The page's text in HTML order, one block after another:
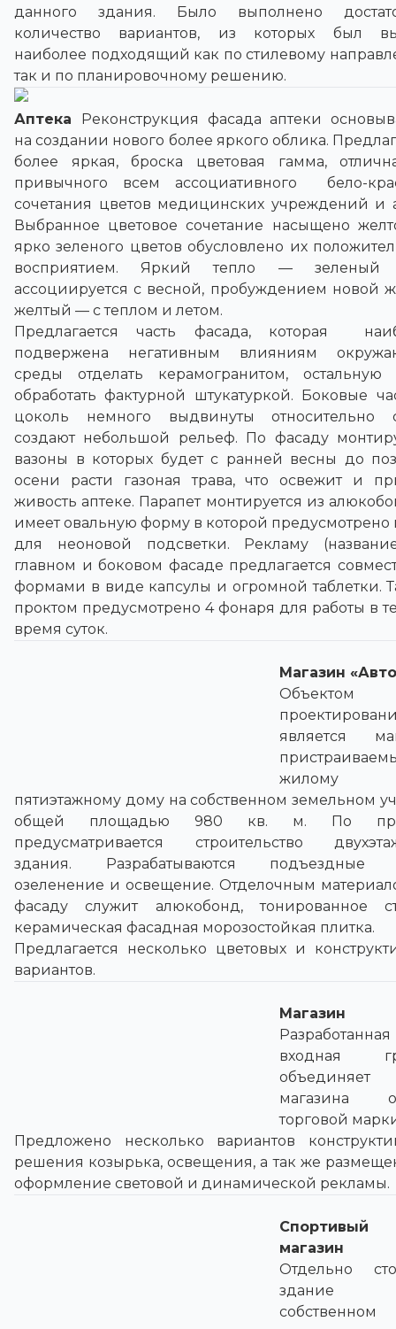
данного здания. Было выполнено
количество вариантов, из которых был
наиболее подходящий как по стилевому
так и по планировочному решению.
Аптека Реконструкция фасада аптеки
на создании нового более яркого облика.
более яркая, броска цветовая гамма,
привычного всем ассоциативного бело-
сочетания цветов медицинских учреждений и
Выбранное цветовое сочетание насыщено
ярко зеленого цветов обусловлено их
восприятием. Яркий тепло — зеленый
ассоциируется с весной, пробуждением новой
желтый — с теплом и летом.
Предлагается часть фасада, которая
подвержена негативным влияниям
среды отделать керамогранитом, остальную
обработать фактурной штукатуркой. Боковые
цоколь немного выдвинуты относительно
создают небольшой рельеф. По фасаду
вазоны в которых будет с ранней весны до
осени расти газоная трава, что освежит и
живость аптеке. Парапет монтируется из
имеет овальную форму в которой предусмотрено
для неоновой подсветки. Рекламу
главном и боковом фасаде предлагается
формами в виде капсулы и огромной таблетки.
проктом предусмотрено 4 фонаря для работы в
время суток.
Магазин
Объектом
является
жилому
пятиэтажному дому на собственном земельном
общей площадью 980 кв. м. По
предусматривается строительство
здания. Разрабатываются подъездные
озеленение и освещение. Отделочным
фасаду служит алюкобонд, тонированное
керамическая фасадная морозостойкая плитка.
Предлагается несколько цветовых и
вариантов.
Магазин
Разработанная
входная
магазина
торговой
Предложено несколько вариантов
решения козырька, освещения, а так же
оформление световой и динамической рекламы.
Спортивый
магазин
Отдельно
здание
собственном